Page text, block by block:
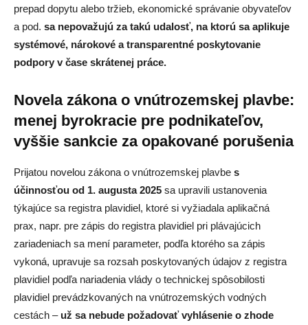
prepad dopytu alebo tržieb, ekonomické správanie obyvateľov
a pod. sa nepovažujú za takú udalosť, na ktorú sa aplikuje
systémové, nárokové a transparentné poskytovanie
podpory v čase skrátenej práce.
Novela zákona o vnútrozemskej plavbe:
menej byrokracie pre podnikateľov,
vyššie sankcie za opakované porušenia
Prijatou novelou zákona o vnútrozemskej plavbe s
účinnosťou od 1. augusta 2025 sa upravili ustanovenia
týkajúce sa registra plavidiel, ktoré si vyžiadala aplikačná
prax, napr. pre zápis do registra plavidiel pri plávajúcich
zariadeniach sa mení parameter, podľa ktorého sa zápis
vykoná, upravuje sa rozsah poskytovaných údajov z registra
plavidiel podľa nariadenia vlády o technickej spôsobilosti
plavidiel prevádzkovaných na vnútrozemských vodných
cestách – už sa nebude požadovať vyhlásenie o zhode